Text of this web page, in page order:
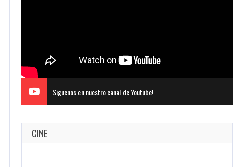
Siguenos en nuestro canal de Youtube!
CINE